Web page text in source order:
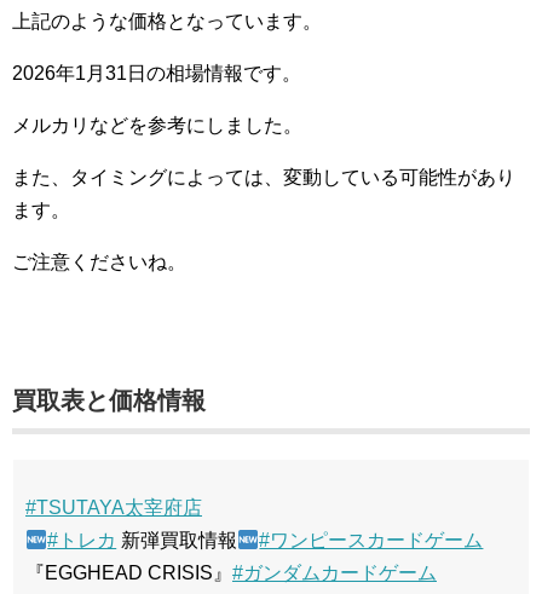
上記のような価格となっています。
2026年1月31日の相場情報です。
メルカリなどを参考にしました。
また、タイミングによっては、変動している可能性があり
ます。
ご注意くださいね。
買取表と価格情報
#TSUTAYA太宰府店
#トレカ 新弾買取情報
#ワンピースカードゲーム
『EGGHEAD CRISIS』 #ガンダムカードゲーム